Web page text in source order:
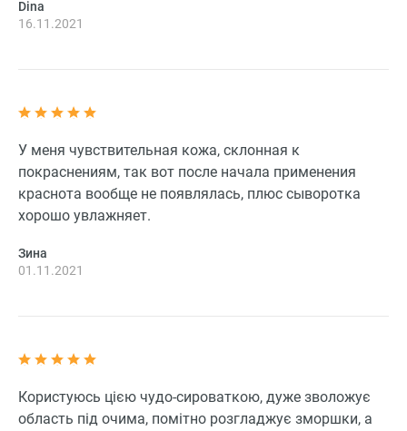
Dina
16.11.2021
У меня чувствительная кожа, склонная к
покраснениям, так вот после начала применения
краснота вообще не появлялась, плюс сыворотка
хорошо увлажняет.
Зина
01.11.2021
Користуюсь цією чудо-сироваткою, дуже зволожує
область під очима, помітно розгладжує зморшки, а